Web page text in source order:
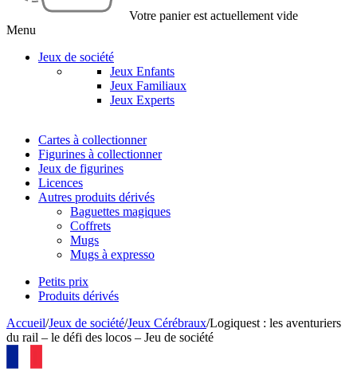
Votre panier est actuellement vide
Menu
Jeux de société
Jeux Enfants
Jeux Familiaux
Jeux Experts
Cartes à collectionner
Figurines à collectionner
Jeux de figurines
Licences
Autres produits dérivés
Baguettes magiques
Coffrets
Mugs
Mugs à expresso
Petits prix
Produits dérivés
Accueil/Jeux de société/Jeux Cérébraux/Logiquest : les aventuriers
du rail – le défi des locos – Jeu de société